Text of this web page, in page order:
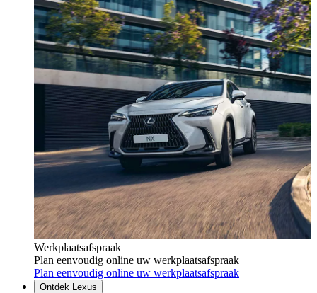
Werkplaatsafspraak
Plan eenvoudig online uw werkplaatsafspraak
Plan eenvoudig online uw werkplaatsafspraak
Ontdek Lexus